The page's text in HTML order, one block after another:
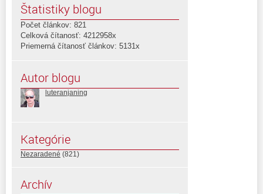
Štatistiky blogu
Počet článkov: 821
Celková čítanosť: 4212958x
Priemerná čítanosť článkov: 5131x
Autor blogu
luteranjaning
Kategórie
Nezaradené (821)
Archív